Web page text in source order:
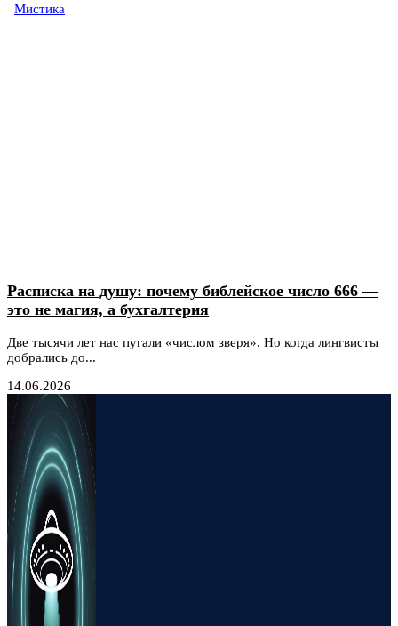
Мистика
Расписка на душу: почему библейское число 666 —
это не магия, а бухгалтерия
Две тысячи лет нас пугали «числом зверя». Но когда лингвисты
добрались до...
14.06.2026